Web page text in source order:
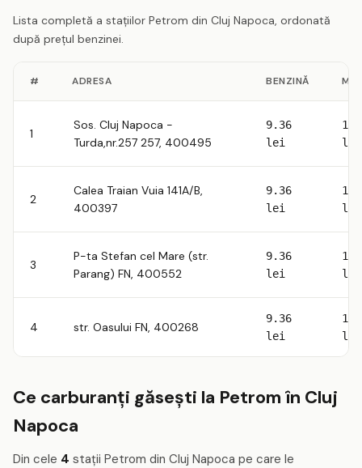
Lista completă a stațiilor Petrom din Cluj Napoca, ordonată
după prețul benzinei.
# ADRESA BENZINĂ
1
Sos. Cluj Napoca -
Turda,nr.257 257, 400495
9.36
lei
lei
2
Calea Traian Vuia 141A/B,
400397
9.36
lei
lei
3
P-ta Stefan cel Mare (str.
Parang) FN, 400552
9.36
lei
lei
4 str. Oasului FN, 400268
9.36
lei
lei
Ce carburanți găsești la Petrom în Cluj
Napoca
Din cele 4 stații Petrom din Cluj Napoca pe care le